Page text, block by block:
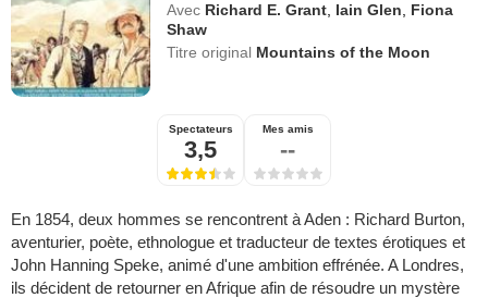
Avec Richard E. Grant, Iain Glen, Fiona
Shaw
Titre original Mountains of the Moon
Spectateurs
3,5
Mes amis
--
En 1854, deux hommes se rencontrent à Aden : Richard Burton,
aventurier, poète, ethnologue et traducteur de textes érotiques et
John Hanning Speke, animé d'une ambition effrénée. A Londres,
ils décident de retourner en Afrique afin de résoudre un mystère